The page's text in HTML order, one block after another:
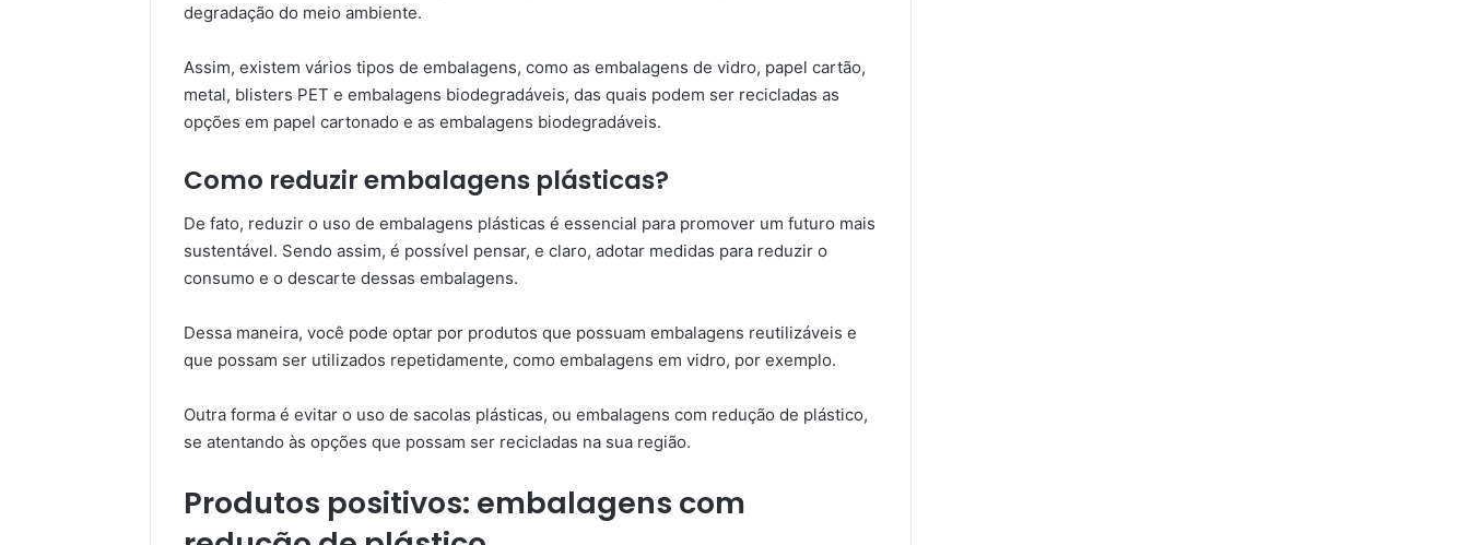
degradação do meio ambiente.
Assim, existem vários tipos de embalagens, como as embalagens de vidro, papel cartão,
metal, blisters PET e embalagens biodegradáveis, das quais podem ser recicladas as
opções em papel cartonado e as embalagens biodegradáveis.
Como reduzir embalagens plásticas?
De fato, reduzir o uso de embalagens plásticas é essencial para promover um futuro mais
sustentável. Sendo assim, é possível pensar, e claro, adotar medidas para reduzir o
consumo e o descarte dessas embalagens.
Dessa maneira, você pode optar por produtos que possuam embalagens reutilizáveis e
que possam ser utilizados repetidamente, como embalagens em vidro, por exemplo.
Outra forma é evitar o uso de sacolas plásticas, ou embalagens com redução de plástico,
se atentando às opções que possam ser recicladas na sua região.
Produtos positivos: embalagens com